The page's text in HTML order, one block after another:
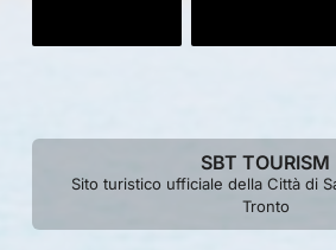
SBT TOURISM
Sito turistico ufficiale della Città di
Tronto